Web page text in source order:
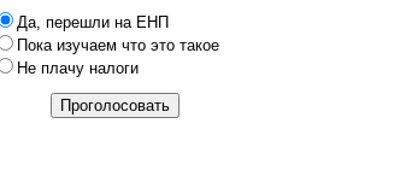
Да, перешли на ЕНП
Пока изучаем что это такое
Не плачу налоги